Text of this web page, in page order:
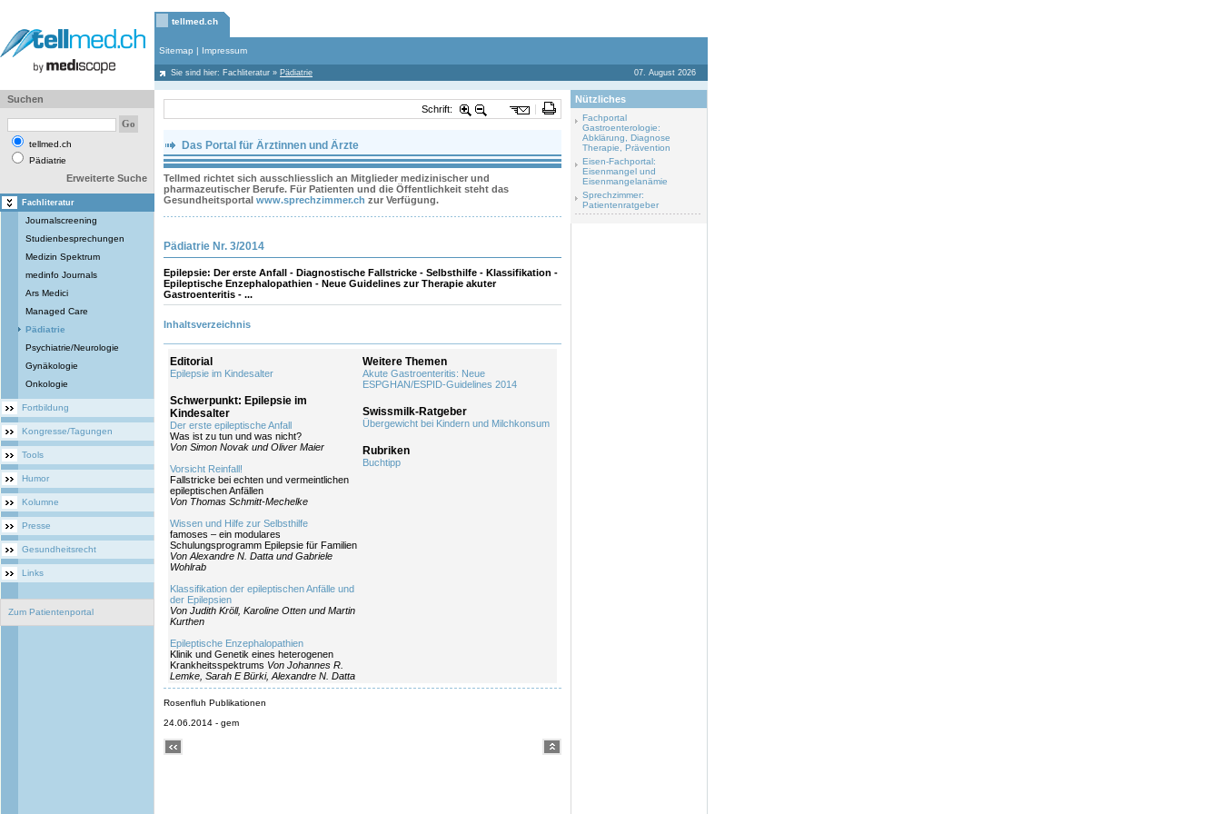
tellmed.ch
Sitemap | Impressum
Sie sind hier: Fachliteratur » Pädiatrie 07. August 2026
Suchen
tellmed.ch
Pädiatrie
Erweiterte Suche
Fachliteratur
Journalscreening
Studienbesprechungen
Medizin Spektrum
medinfo Journals
Ars Medici
Managed Care
Pädiatrie
Psychiatrie/Neurologie
Gynäkologie
Onkologie
Fortbildung
Kongresse/Tagungen
Tools
Humor
Kolumne
Presse
Gesundheitsrecht
Links
Zum Patientenportal
Schrift:
Das Portal für Ärztinnen und Ärzte
Tellmed richtet sich ausschliesslich an Mitglieder medizinischer und
pharmazeutischer Berufe. Für Patienten und die Öffentlichkeit steht das
Gesundheitsportal www.sprechzimmer.ch zur Verfügung.
Pädiatrie Nr. 3/2014
Epilepsie: Der erste Anfall - Diagnostische Fallstricke - Selbsthilfe - Klassifikation -
Epileptische Enzephalopathien - Neue Guidelines zur Therapie akuter
Gastroenteritis - ...
Inhaltsverzeichnis
Editorial
Epilepsie im Kindesalter
Schwerpunkt: Epilepsie im
Kindesalter
Der erste epileptische Anfall
Was ist zu tun und was nicht?
Von Simon Novak und Oliver Maier
Vorsicht Reinfall!
Fallstricke bei echten und vermeintlichen
epileptischen Anfällen
Von Thomas Schmitt-Mechelke
Wissen und Hilfe zur Selbsthilfe
famoses – ein modulares
Schulungsprogramm Epilepsie für Familien
Von Alexandre N. Datta und Gabriele
Wohlrab
Klassifikation der epileptischen Anfälle und
der Epilepsien
Von Judith Kröll, Karoline Otten und Martin
Kurthen
Epileptische Enzephalopathien
Klinik und Genetik eines heterogenen
Krankheitsspektrums Von Johannes R.
Lemke, Sarah E Bürki, Alexandre N. Datta
Weitere Themen
Akute Gastroenteritis: Neue
ESPGHAN/ESPID-Guidelines 2014
Swissmilk-Ratgeber
Übergewicht bei Kindern und Milchkonsum
Rubriken
Buchtipp
Rosenfluh Publikationen
24.06.2014 - gem
Nützliches
Fachportal
Gastroenterologie:
Abklärung, Diagnose
Therapie, Prävention
Eisen-Fachportal:
Eisenmangel und
Eisenmangelanämie
Sprechzimmer:
Patientenratgeber